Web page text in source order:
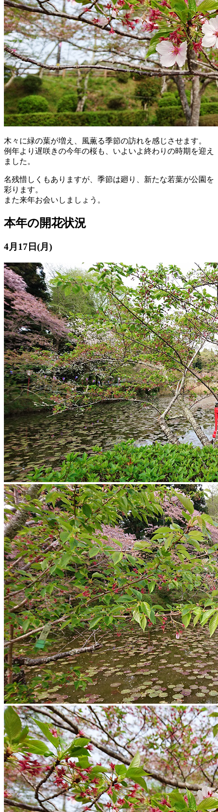
木々に緑の葉が増え、風薫る季節の訪れを感じさせます。
例年より遅咲きの今年の桜も、いよいよ終わりの時期を迎え
ました。
名残惜しくもありますが、季節は廻り、新たな若葉が公園を
彩ります。
また来年お会いしましょう。
本年の開花状況
4月17日(月)